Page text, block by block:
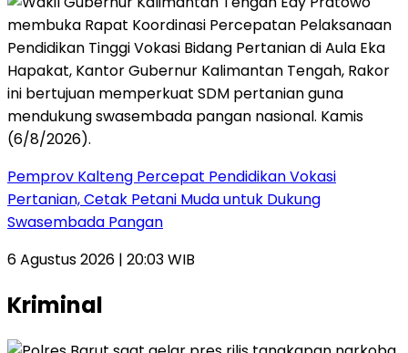
Pemprov Kalteng Percepat Pendidikan Vokasi
Pertanian, Cetak Petani Muda untuk Dukung
Swasembada Pangan
6 Agustus 2026 | 20:03 WIB
Kriminal